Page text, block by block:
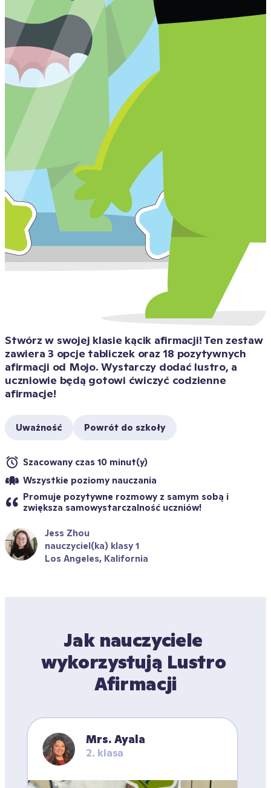
Stwórz w swojej klasie kącik afirmacji! Ten zestaw
zawiera 3 opcje tabliczek oraz 18 pozytywnych
afirmacji od Mojo. Wystarczy dodać lustro, a
uczniowie będą gotowi ćwiczyć codzienne
afirmacje!
Uważność Powrót do szkoły
Szacowany czas 10 minut(y)
Wszystkie poziomy nauczania
Promuje pozytywne rozmowy z samym sobą i
zwiększa samowystarczalność uczniów!
Jess Zhou
nauczyciel(ka) klasy 1
Los Angeles, Kalifornia
Jak nauczyciele
wykorzystują Lustro
Afirmacji
Mrs. Ayala
2. klasa